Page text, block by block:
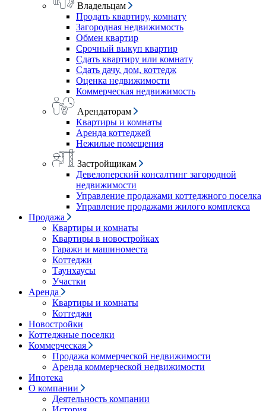
Владельцам
Продать квартиру, комнату
Загородная недвижимость
Обмен квартир
Срочный выкуп квартир
Сдать квартиру или комнату
Сдать дачу, дом, коттедж
Оценка недвижимости
Коммерческая недвижимость
Арендаторам
Квартиры и комнаты
Аренда коттеджей
Нежилые помещения
Застройщикам
Девелоперский консалтинг загородной
недвижимости
Управление продажами коттеджного поселка
Управление продажами жилого комплекса
Продажа
Квартиры и комнаты
Квартиры в новостройках
Гаражи и машиноместа
Коттеджи
Таунхаусы
Участки
Аренда
Квартиры и комнаты
Коттеджи
Новостройки
Коттеджные поселки
Коммерческая
Продажа коммерческой недвижимости
Аренда коммерческой недвижимости
Ипотека
О компании
Деятельность компании